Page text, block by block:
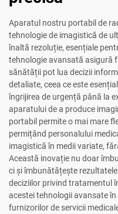
Aparatul nostru portabil de
tehnologie de imagistică de
înaltă rezoluție, esențiale
tehnologie avansată asigură
sănătății pot lua decizii
detaliate, ceea ce este
îngrijirea de urgență până la
aparatului de a produce
portabil permite o mai mare
permițând personalului
imagistică în medii variate,
Această inovație nu doar
ci și îmbunătățește
deciziilor privind tratamentul
acestei tehnologii avansate
furnizorilor de servicii